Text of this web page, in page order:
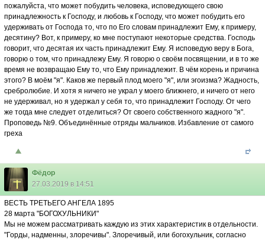
пожалуйста, что может побудить человека, исповедующего свою
принадлежность к Господу, и любовь к Господу, что может побудить его
удерживать от Господа то, что по Его словам принадлежит Ему, к примеру,
десятину? Вот, к примеру, ко мне поступают некоторые средства. Господь
говорит, что десятая их часть принадлежит Ему. Я исповедую веру в Бога,
говорю о том, что принадлежу Ему. Я говорю о своём посвящении, и в то же
время не возвращаю Ему то, что Ему принадлежит. В чём корень и причина
этого? В моём "я". Каков же первый плод моего "я", или эгоизма? Жадность,
сребролюбие. И хотя я ничего не украл у моего ближнего, и ничего от него
не удерживал, но я удержал у себя то, что принадлежит Господу. От чего
же тогда мне следует отделиться? От своего собственного жадного "я".
Проповедь №9. Объединённые отряды мальчиков. Избавление от самого
греха
Фёдор
27.03.2019 в 14:51
ВЕСТЬ ТРЕТЬЕГО АНГЕЛА 1895
28 марта "БОГОХУЛЬНИКИ"
Мы не можем рассматривать каждую из этих характеристик в отдельности.
"Горды, надменны, злоречивы". Злоречивый, или богохульник, согласно